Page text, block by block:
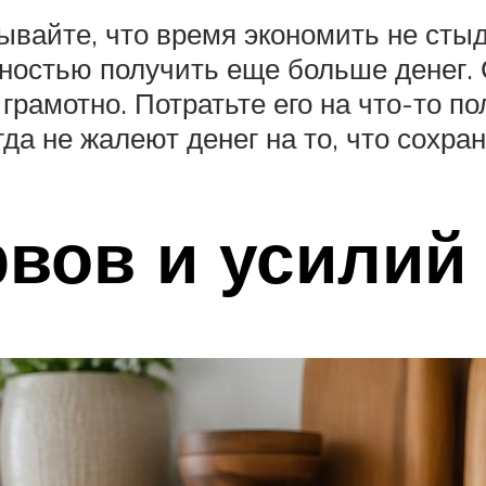
что время экономить не
получить еще больше
Потратьте его на что-то
не жалеют денег на то, что
и усилий